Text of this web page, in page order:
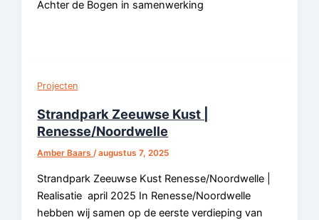
Achter de Bogen in samenwerking
Projecten
Strandpark Zeeuwse Kust |
Renesse/Noordwelle
Amber Baars/augustus 7, 2025
Strandpark Zeeuwse Kust Renesse/Noordwelle |
Realisatie april 2025 In Renesse/Noordwelle
hebben wij samen op de eerste verdieping van